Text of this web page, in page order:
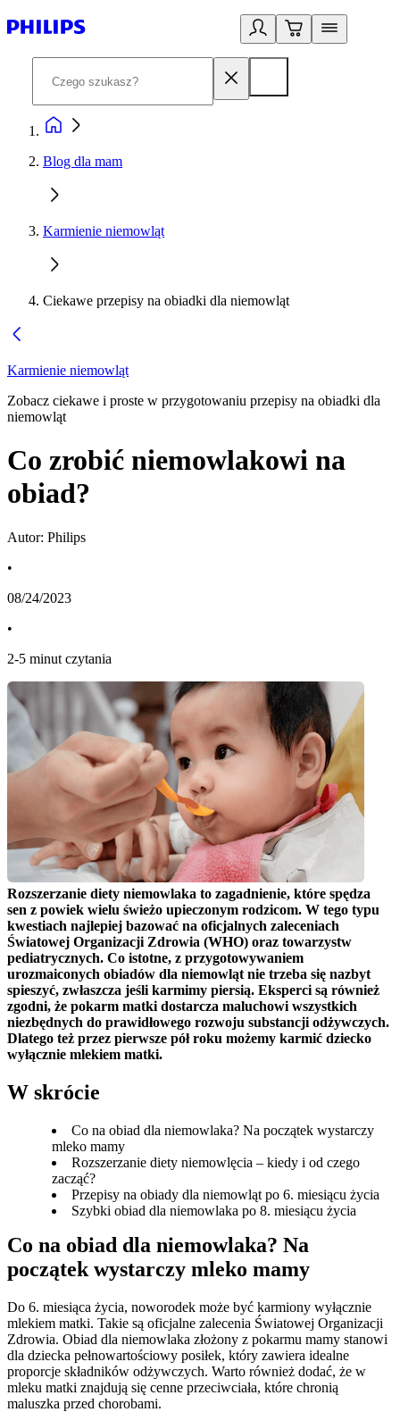
Blog dla mam
Karmienie niemowląt
Ciekawe przepisy na obiadki dla niemowląt
Karmienie niemowląt
Zobacz ciekawe i proste w przygotowaniu przepisy na obiadki dla
niemowląt
Co zrobić niemowlakowi na
obiad?
Autor: Philips
•
08/24/2023
•
2-5 minut czytania
Rozszerzanie diety niemowlaka to zagadnienie, które spędza
sen z powiek wielu świeżo upieczonym rodzicom. W tego typu
kwestiach najlepiej bazować na oficjalnych zaleceniach
Światowej Organizacji Zdrowia (WHO) oraz towarzystw
pediatrycznych. Co istotne, z przygotowywaniem
urozmaiconych obiadów dla niemowląt nie trzeba się nazbyt
spieszyć, zwłaszcza jeśli karmimy piersią. Eksperci są również
zgodni, że pokarm matki dostarcza maluchowi wszystkich
niezbędnych do prawidłowego rozwoju substancji odżywczych.
Dlatego też przez pierwsze pół roku możemy karmić dziecko
wyłącznie mlekiem matki.
W skrócie
Co na obiad dla niemowlaka? Na początek wystarczy
mleko mamy
Rozszerzanie diety niemowlęcia – kiedy i od czego
zacząć?
Przepisy na obiady dla niemowląt po 6. miesiącu życia
Szybki obiad dla niemowlaka po 8. miesiącu życia
Co na obiad dla niemowlaka? Na
początek wystarczy mleko mamy
Do 6. miesiąca życia, noworodek może być karmiony wyłącznie
mlekiem matki. Takie są oficjalne zalecenia Światowej Organizacji
Zdrowia. Obiad dla niemowlaka złożony z pokarmu mamy stanowi
dla dziecka pełnowartościowy posiłek, który zawiera idealne
proporcje składników odżywczych. Warto również dodać, że w
mleku matki znajdują się cenne przeciwciała, które chronią
maluszka przed chorobami.